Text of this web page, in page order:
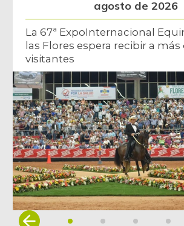
agosto de 2026
La 67ª ExpoInternacional
las Flores espera recibir a más
visitantes
Item